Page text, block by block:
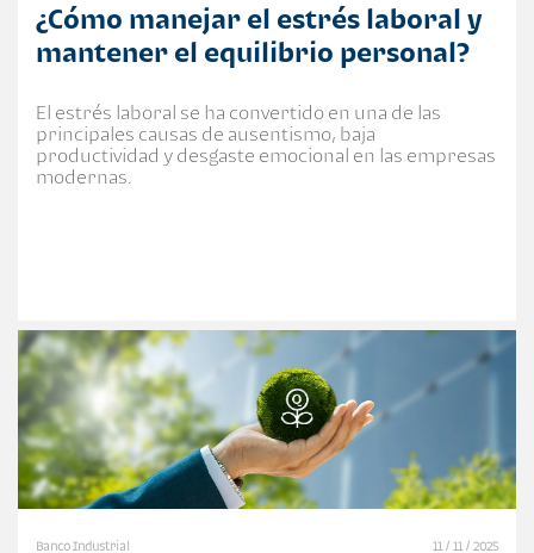
¿Cómo manejar el estrés laboral y
mantener el equilibrio personal?
El estrés laboral se ha convertido en una de las
principales causas de ausentismo, baja
productividad y desgaste emocional en las empresas
modernas.
Banco Industrial 11 / 11 / 2025